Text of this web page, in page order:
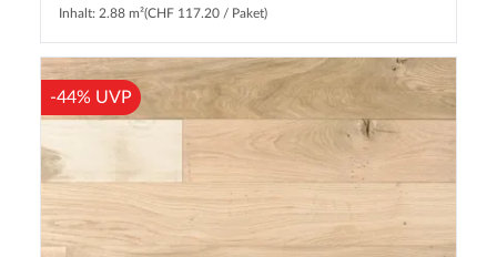
Inhalt: 2.88 m²(CHF 117.20 / Paket)
-44% UVP